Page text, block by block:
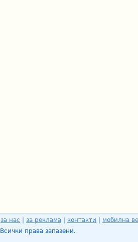
за нас за реклама контакти
мобилна
Всички права запазени.